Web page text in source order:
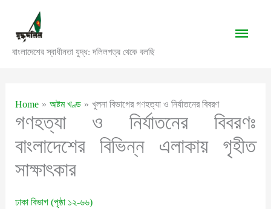
content
বাংলাদেশের স্বাধীনতা যুদ্ধ: দলিলপত্র থেকে বলছি
Main
Home অষ্টম খণ্ড খুলনা বিভাগের গণহত্যা ও নির্যাতনের বিবরণ
গণহত্যা ও নির্যাতনের বিবরণঃ
বাংলাদেশের বিভিন্ন এলাকায় গৃহীত
সাক্ষাৎকার
ঢাকা বিভাগ (পৃষ্ঠা ১২-৬৬)